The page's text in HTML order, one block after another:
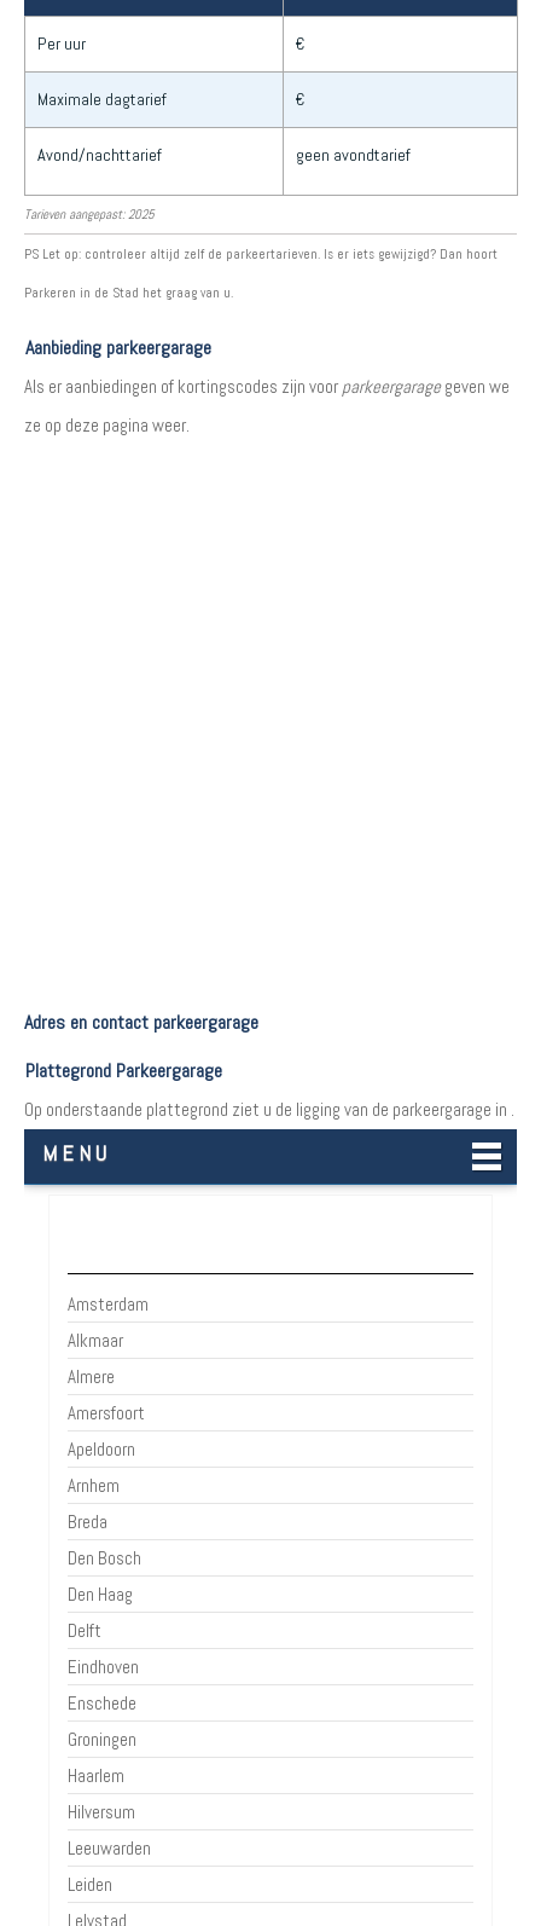
Per uur €
Maximale dagtarief €
Avond/nachttarief geen avondtarief
Tarieven aangepast: 2025
PS Let op: controleer altijd zelf de parkeertarieven. Is er iets gewijzigd? Dan hoort
Parkeren in de Stad het graag van u.
Aanbieding parkeergarage
Als er aanbiedingen of kortingscodes zijn voor parkeergaragegeven we
ze op deze pagina weer.
Adres en contact parkeergarage
Plattegrond Parkeergarage
Op onderstaande plattegrond ziet u de ligging van de parkeergarage in .